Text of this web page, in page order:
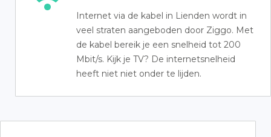
Internet via de kabel in Lienden wordt in
veel straten aangeboden door Ziggo. Met
de kabel bereik je een snelheid tot 200
Mbit/s. Kijk je TV? De internetsnelheid
heeft niet niet onder te lijden.